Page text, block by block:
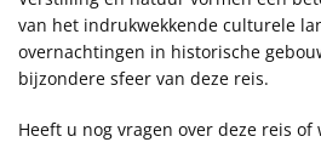
van het indrukwekkende culturele
overnachtingen in historische
bijzondere sfeer van deze reis.
Heeft u nog vragen over deze reis